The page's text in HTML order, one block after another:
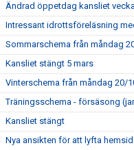
Ändrad öppetdag kansliet
Intressant idrottsföreläsning
Sommarschema från måndag
Kansliet stängt 5 mars
Vinterschema från måndag 20/
Träningsschema - försäsong
Kansliet stängt
Nya ansikten för att lyfta